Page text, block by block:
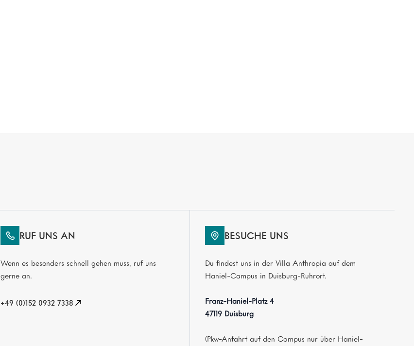
RUF UNS AN
Wenn es besonders schnell gehen muss, ruf uns
gerne an.
+49 (0)152 0932 7338
BESUCHE UNS
Du findest uns in der Villa Anthropia auf dem
Haniel-Campus in Duisburg-Ruhrort.
Franz-Haniel-Platz 4
47119 Duisburg
(Pkw-Anfahrt auf den Campus nur über Haniel-